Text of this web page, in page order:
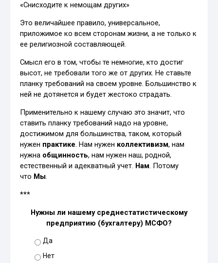
«Снисходите к немощам других»
Это величайшее правило, универсальное,
приложимое ко всем сторонам жизни, а не только к
ее религиозной составляющей.
Смысл его в том, чтобы те немногие, кто достиг
высот, не требовали того же от других. Не ставьте
планку требований на своем уровне. Большинство к
ней не дотянется и будет жестоко страдать.
Применительно к нашему случаю это значит, что
ставить планку требований надо на уровне,
достижимом для большинства, таком, который
нужен практике. Нам нужен коллективизм, нам
нужна общинность, нам нужен наш, родной,
естественный и адекватный учет. Нам. Потому
что Мы.
***
Нужны ли нашему среднестатистическому
предприятию (бухгалтеру) МСФО?
Да
Нет